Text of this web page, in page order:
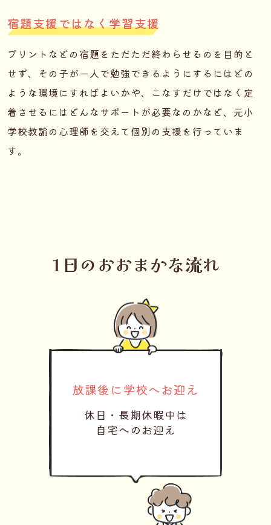
宿題支援ではなく学習支援
プリントなどの宿題をただただ終わらせるのを目的と
せず、その子が一人で勉強できるようにするにはどの
ような環境にすればよいかや、こなすだけではなく定
着させるにはどんなサポートが必要なのかなど、元小
学校教諭の心理師を交えて個別の支援を行っていま
す。
1日のおおまかな流れ
放課後に学校へお迎え
休日・長期休暇中は
自宅へのお迎え